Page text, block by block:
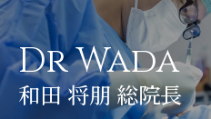
Dr Wada
和田 将朋 総院長
インプラント治療
症例集